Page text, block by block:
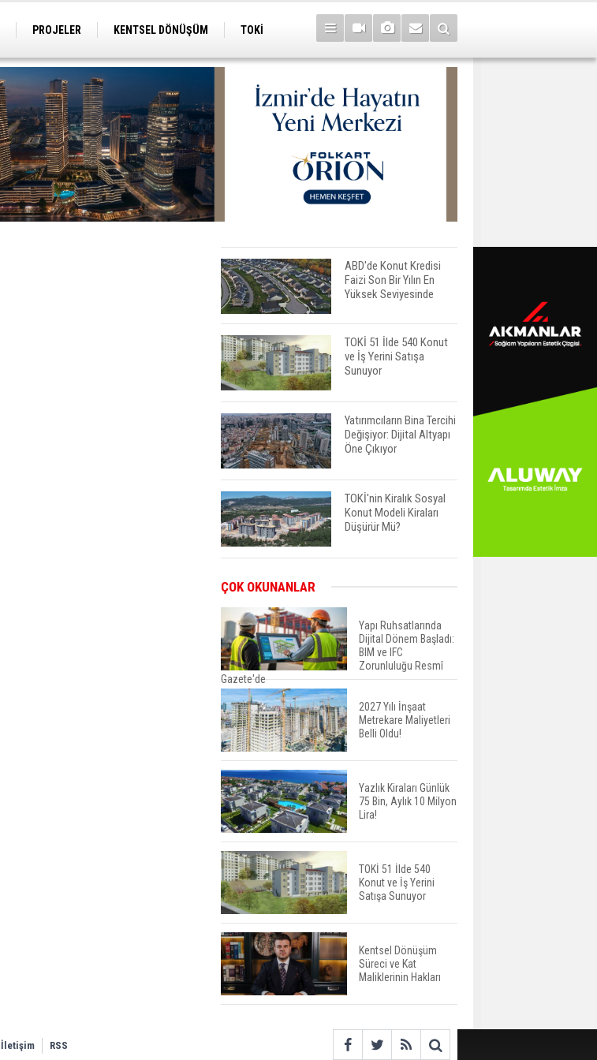
PROJELER KENTSEL DÖNÜŞÜM
TOKİ
ABD'de Konut Kredisi
Faizi Son Bir Yılın En
Yüksek Seviyesinde
TOKİ 51 İlde 540 Konut
ve İş Yerini Satışa
Sunuyor
Yatırımcıların Bina Tercihi
Değişiyor: Dijital Altyapı
Öne Çıkıyor
TOKİ'nin Kiralık Sosyal
Konut Modeli Kiraları
Düşürür Mü?
Yüzde 16,2 Arttı
Konut Satışları Güçlü
Seyrini Korudu Yabancıya
Satış Geriledi
ABD'de İnşaat
Harcamaları Geriledi
Tercih Döneminde
Barınma Telaşı Başladı
Aileden Miras Kalan Ev
Nasıl Satılır?
İstanbul'da 15 Bin Kiralık
Sosyal Konut Eylülde
Kiraya Verilecek
ÇOK OKUNANLAR
Yapı Ruhsatlarında
Dijital Dönem Başladı:
BIM ve IFC
Zorunluluğu Resmî
Gazete'de
2027 Yılı İnşaat
Metrekare Maliyetleri
Belli Oldu!
Yazlık Kiraları Günlük
75 Bin, Aylık 10 Milyon
Lira!
TOKİ 51 İlde 540
Konut ve İş Yerini
Satışa Sunuyor
Kentsel Dönüşüm
Süreci ve Kat
Maliklerinin Hakları
İletişim RSS